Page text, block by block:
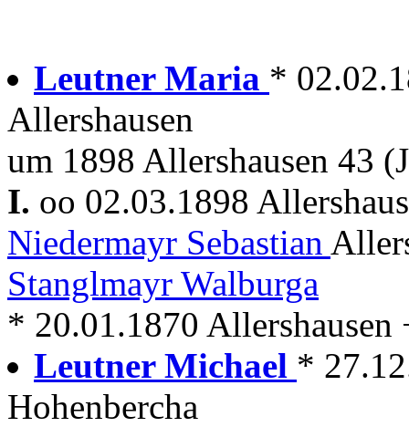
Leutner Maria *
Allershausen
um 1898 Allershausen 43
I. oo 02.03.1898
Niedermayr Sebastian
Stanglmayr Walburga
* 20.01.1870 Allershausen
Leutner Michael *
Hohenbercha